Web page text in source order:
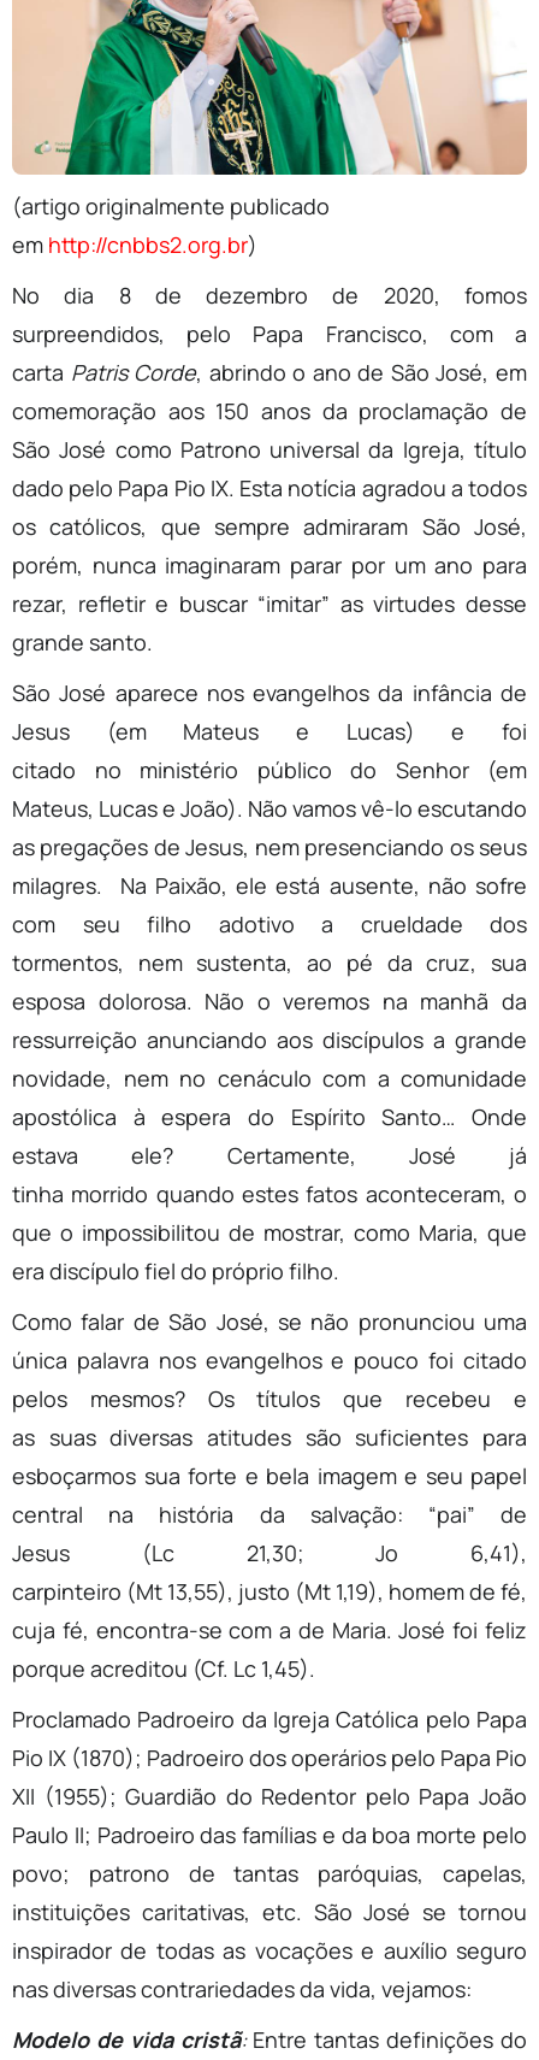
(artigo originalmente publicado
em http://cnbbs2.org.br)
No dia 8 de dezembro de 2020, fomos
surpreendidos, pelo Papa Francisco, com a
carta Patris Corde, abrindo o ano de São José, em
comemoração aos 150 anos da proclamação de
São José como Patrono universal da Igreja, título
dado pelo Papa Pio IX. Esta notícia agradou a todos
os católicos, que sempre admiraram São José,
porém, nunca imaginaram parar por um ano para
rezar, refletir e buscar “imitar” as virtudes desse
grande santo.
São José aparece nos evangelhos da infância de
Jesus (em Mateus e Lucas) e foi
citado no ministério público do Senhor (em
Mateus, Lucas e João). Não vamos vê-lo escutando
as pregações de Jesus, nem presenciando os seus
milagres. Na Paixão, ele está ausente, não sofre
com seu filho adotivo a crueldade dos
tormentos, nem sustenta, ao pé da cruz, sua
esposa dolorosa. Não o veremos na manhã da
ressurreição anunciando aos discípulos a grande
novidade, nem no cenáculo com a comunidade
apostólica à espera do Espírito Santo… Onde
estava ele? Certamente, José já
tinha morrido quando estes fatos aconteceram, o
que o impossibilitou de mostrar, como Maria, que
era discípulo fiel do próprio filho.
Como falar de São José, se não pronunciou uma
única palavra nos evangelhos e pouco foi citado
pelos mesmos? Os títulos que recebeu e
as suas diversas atitudes são suficientes para
esboçarmos sua forte e bela imagem e seu papel
central na história da salvação: “pai” de
Jesus (Lc 21,30; Jo 6,41),
carpinteiro (Mt 13,55), justo (Mt 1,19), homem de fé,
cuja fé, encontra-se com a de Maria. José foi feliz
porque acreditou (Cf. Lc 1,45).
Proclamado Padroeiro da Igreja Católica pelo Papa
Pio IX (1870); Padroeiro dos operários pelo Papa Pio
XII (1955); Guardião do Redentor pelo Papa João
Paulo II; Padroeiro das famílias e da boa morte pelo
povo; patrono de tantas paróquias, capelas,
instituições caritativas, etc. São José se tornou
inspirador de todas as vocações e auxílio seguro
nas diversas contrariedades da vida, vejamos:
Modelo de vida cristã: Entre tantas definições do